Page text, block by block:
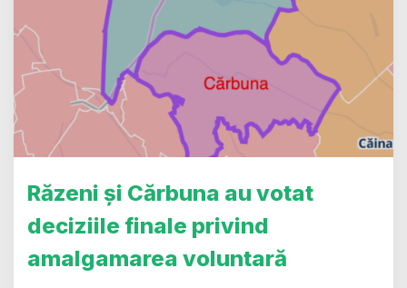
Răzeni și Cărbuna au votat
deciziile finale privind
amalgamarea voluntară